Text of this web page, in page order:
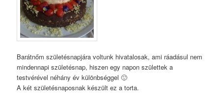
Barátnőm születésnapjára voltunk hivatalosak, ami ráadásul nem
mindennapi születésnap, hiszen egy napon születtek a
testvérével néhány év különbséggel 🙂
A két születésnaposnak készült ez a torta.